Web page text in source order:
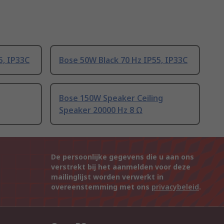
IP33C Bose 50W Black 70 Hz IP55, IP33C
Bose 150W Speaker Ceiling
Speaker 20000 Hz 8 Ω
De persoonlijke gegevens die u aan ons
verstrekt bij het aanmelden voor deze
mailinglijst worden verwerkt in
overeenstemming met ons privacybeleid.